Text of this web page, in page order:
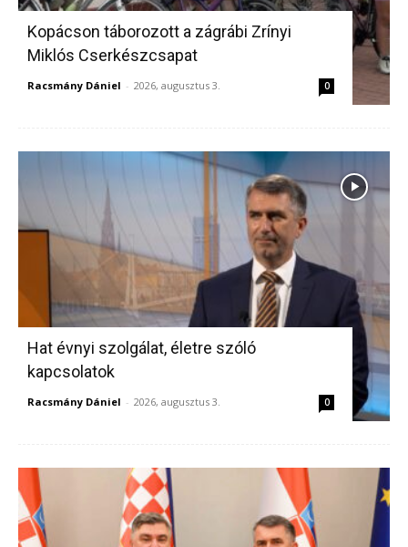
Kopácson táborozott a zágrábi Zrínyi
Miklós Cserkészcsapat
Racsmány Dániel - 2026, augusztus 3. 0
Hat évnyi szolgálat, életre szóló
kapcsolatok
Racsmány Dániel - 2026, augusztus 3. 0